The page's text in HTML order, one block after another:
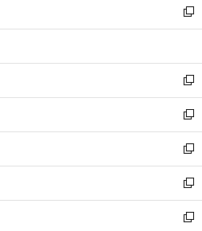
く
で
開
ド
ウ
開
く
ィ
ン
ウ
で
開
く
い
ウ
ン
ド
ウ
で
開
く
新
し
ウ
ィ
ン
ド
ウ
で
開
く
新
し
い
ウ
ィ
ン
ド
ウ
で
新
し
い
ウ
ィ
ン
ド
新
し
い
ウ
ィ
新
し
い
新